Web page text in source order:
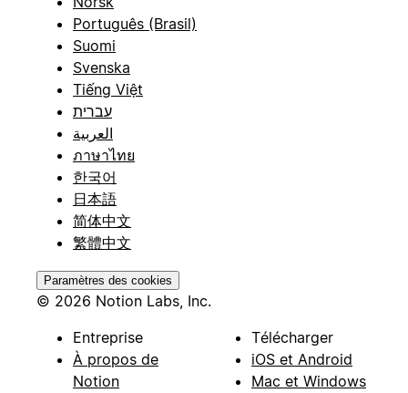
Português (Brasil)
Suomi
Svenska
Tiếng Việt
עברית
العربية
ภาษาไทย
한국어
日本語
简体中文
繁體中文
Paramètres des cookies
© 2026 Notion Labs, Inc.
Entreprise
À propos de
Notion
Télécharger
iOS et Android
Mac et Windows